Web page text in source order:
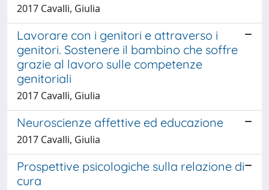
2017 Cavalli, Giulia
Lavorare con i genitori e attraverso i
genitori. Sostenere il bambino che soffre
grazie al lavoro sulle competenze
genitoriali
2017 Cavalli, Giulia
Neuroscienze affettive ed educazione
2017 Cavalli, Giulia
Prospettive psicologiche sulla relazione di
cura